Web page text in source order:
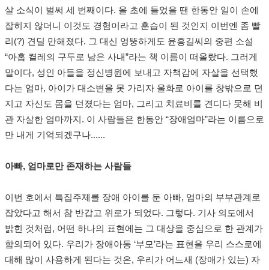
살 소식이 벌써 세 번째이다. 올 초에 들었을 땐 한동안 일이 손에
잡히지 않더니 이것도 경험이라고 훈습이 된 것인지 이번엔 좀 빨
리(?) 견딜 만해졌다. 그 대신 엉뚱하게도 윤흥길씨의 중편 소설
“아홉 켤레의 구두로 남은 사내”라는 책 이름이 떠올랐다. 그러게
말이다, 성인 아들을 정신병원에 보내고 자책감에 자살을 선택했
다는 엄마, 아이가 대소변을 못 가리자 울화로 아이를 창밖으로 던
지고 자신도 몸을 던졌다는 엄마, 그리고 치료비를 견디다 못해 비
관 자살한 엄마까지. 이 사람들은 한동안 “장애엄마”라는 이름으로
만 내게 기억되겠구나......
아빠, 엄마로만 존재하는 사람들
이번 호에서 특집주제를 장애 아이를 둔 아빠, 엄마의 부부관계로
잡았다고 해서 참 반갑고 위로가 되었다. 그렇다. 기사 의도에서
밝힌 것처럼, 어떤 하나의 표현에는 그 대상을 중심으로 한 관계가
함의되어 있다. 우리가 장애아동 ‘부모’라는 표현을 우리 스스로에
대해 많이 사용하게 된다는 것은, 우리가 어느새 (장애가 있는) 자